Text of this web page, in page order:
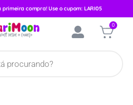
primeira compra! Use o cupom: LARI05
0
/Calça/ Calça Suedine Kiko&Kika
09575